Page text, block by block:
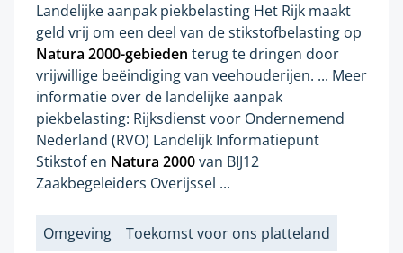
Gevonden
op
pagina:
Landelijke aanpak piekbelasting Het Rijk maakt
geld vrij om een deel van de stikstofbelasting op
Natura 2000-gebieden terug te dringen door
vrijwillige beëindiging van veehouderijen. ... Meer
informatie over de landelijke aanpak
piekbelasting: Rijksdienst voor Ondernemend
Nederland (RVO) Landelijk Informatiepunt
Stikstof en Natura 2000van BIJ12
Zaakbegeleiders Overijssel ...
Labels
Omgeving Toekomst voor ons platteland